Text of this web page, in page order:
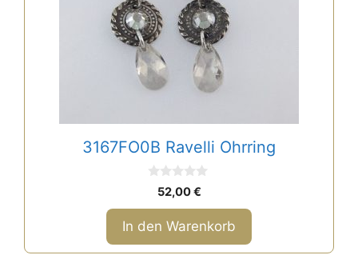
3167FO0B Ravelli Ohrring
o
n
5
52,00€
In den Warenkorb